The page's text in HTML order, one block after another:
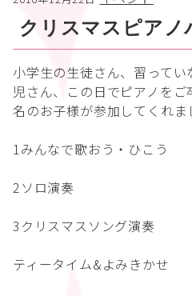
クリスマスピアノ
小学生の生徒さん、習って
児さん、この日でピアノを
名のお子様が参加してくれま
1みんなで歌おう・ひこう
2ソロ演奏
3クリスマスソング演奏
ティータイム&よみきかせ